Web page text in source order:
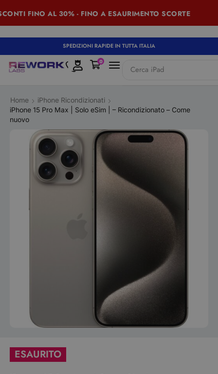
FINO AL 30% - FINO A ESAURIMENTO SCORTE
SPEDIZIONI RAPIDE IN TUTTA ITALIA
Cerca iPad
0
Home
iPhone Ricondizionati
iPhone 15 Pro Max | Solo eSim | – Ricondizionato – Come
nuovo
ESAURITO